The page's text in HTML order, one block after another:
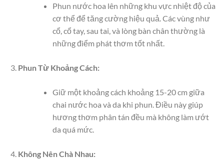
Phun nước hoa lên những khu vực nhiệt độ của
cơ thể để tăng cường hiệu quả. Các vùng như
cổ, cổ tay, sau tai, và lòng bàn chân thường là
những điểm phát thơm tốt nhất.
Phun Từ Khoảng Cách:
Giữ một khoảng cách khoảng 15-20 cm giữa
chai nước hoa và da khi phun. Điều này giúp
hương thơm phân tán đều mà không làm ướt
da quá mức.
Không Nên Chà Nhau: